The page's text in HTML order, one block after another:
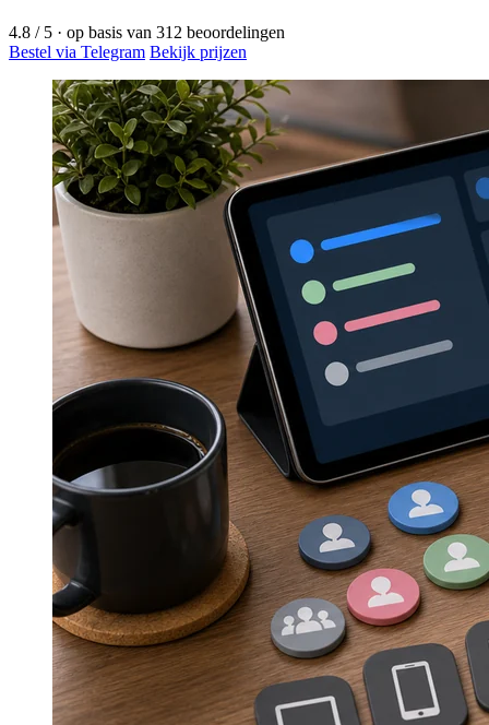
4.8 / 5 · op basis van 312 beoordelingen
Bestel via Telegram Bekijk prijzen